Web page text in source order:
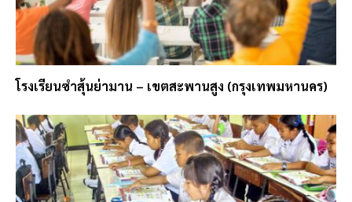
โรงเรียนซำสุ้นย่ามาน – เขตสะพานสูง (กรุงเทพมหานคร)